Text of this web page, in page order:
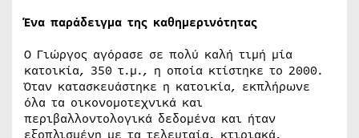
Ένα παράδειγμα της καθημερινότητας
Ο Γιώργος αγόρασε σε πολύ καλή τιμή μία
κατοικία, 350 τ.μ., η οποία κτίστηκε το 2000.
Όταν κατασκευάστηκε η κατοικία, εκπλήρωνε
όλα τα οικονομοτεχνικά και
περιβαλλοντολογικά δεδομένα και ήταν